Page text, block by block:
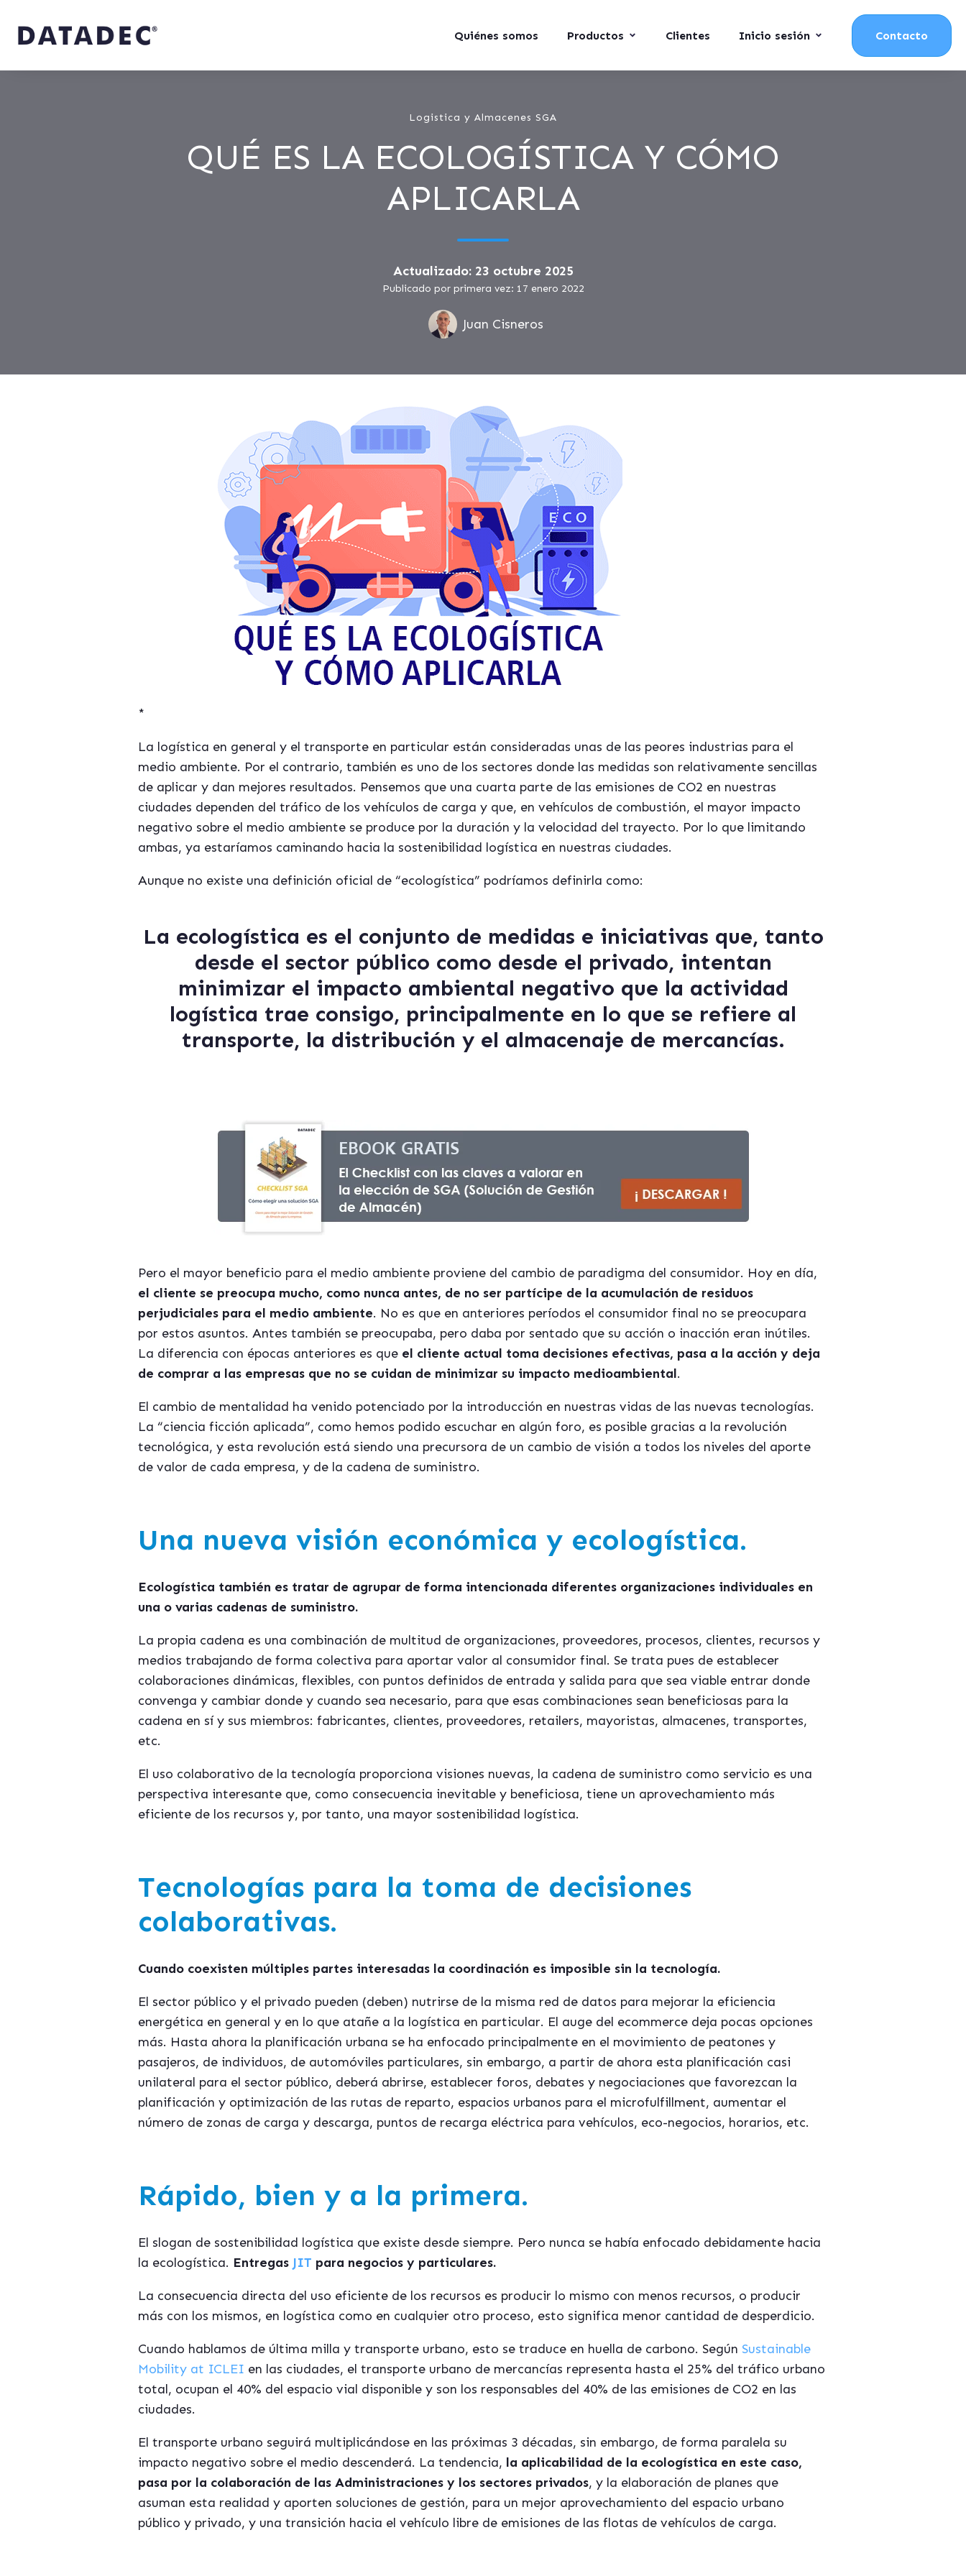
Quiénes somos Productos Clientes Inicio sesión Contacto
Logistica y Almacenes SGA
QUÉ ES LA ECOLOGÍSTICA Y CÓMO
APLICARLA
Actualizado: 23 octubre 2025
Publicado por primera vez: 17 enero 2022
Juan Cisneros
*
La logística en general y el transporte en particular están consideradas unas de las peores industrias para el
medio ambiente. Por el contrario, también es uno de los sectores donde las medidas son relativamente sencillas
de aplicar y dan mejores resultados. Pensemos que una cuarta parte de las emisiones de CO2 en nuestras
ciudades dependen del tráfico de los vehículos de carga y que, en vehículos de combustión, el mayor impacto
negativo sobre el medio ambiente se produce por la duración y la velocidad del trayecto. Por lo que limitando
ambas, ya estaríamos caminando hacia la sostenibilidad logística en nuestras ciudades.
Aunque no existe una definición oficial de “ecologística” podríamos definirla como:
La ecologística es el conjunto de medidas e iniciativas que, tanto
desde el sector público como desde el privado, intentan
minimizar el impacto ambiental negativo que la actividad
logística trae consigo, principalmente en lo que se refiere al
transporte, la distribución y el almacenaje de mercancías.
Pero el mayor beneficio para el medio ambiente proviene del cambio de paradigma del consumidor. Hoy en día,
el cliente se preocupa mucho, como nunca antes, de no ser partícipe de la acumulación de residuos
perjudiciales para el medio ambiente. No es que en anteriores períodos el consumidor final no se preocupara
por estos asuntos. Antes también se preocupaba, pero daba por sentado que su acción o inacción eran inútiles.
La diferencia con épocas anteriores es que el cliente actual toma decisiones efectivas, pasa a la acción y deja
de comprar a las empresas que no se cuidan de minimizar su impacto medioambiental.
El cambio de mentalidad ha venido potenciado por la introducción en nuestras vidas de las nuevas tecnologías.
La “ciencia ficción aplicada”, como hemos podido escuchar en algún foro, es posible gracias a la revolución
tecnológica, y esta revolución está siendo una precursora de un cambio de visión a todos los niveles del aporte
de valor de cada empresa, y de la cadena de suministro.
Una nueva visión económica y ecologística.
Ecologística también es tratar de agrupar de forma intencionada diferentes organizaciones individuales en
una o varias cadenas de suministro.
La propia cadena es una combinación de multitud de organizaciones, proveedores, procesos, clientes, recursos y
medios trabajando de forma colectiva para aportar valor al consumidor final. Se trata pues de establecer
colaboraciones dinámicas, flexibles, con puntos definidos de entrada y salida para que sea viable entrar donde
convenga y cambiar donde y cuando sea necesario, para que esas combinaciones sean beneficiosas para la
cadena en sí y sus miembros: fabricantes, clientes, proveedores, retailers, mayoristas, almacenes, transportes,
etc.
El uso colaborativo de la tecnología proporciona visiones nuevas, la cadena de suministro como servicio es una
perspectiva interesante que, como consecuencia inevitable y beneficiosa, tiene un aprovechamiento más
eficiente de los recursos y, por tanto, una mayor sostenibilidad logística.
Tecnologías para la toma de decisiones
colaborativas.
Cuando coexisten múltiples partes interesadas la coordinación es imposible sin la tecnología.
El sector público y el privado pueden (deben) nutrirse de la misma red de datos para mejorar la eficiencia
energética en general y en lo que atañe a la logística en particular. El auge del ecommerce deja pocas opciones
más. Hasta ahora la planificación urbana se ha enfocado principalmente en el movimiento de peatones y
pasajeros, de individuos, de automóviles particulares, sin embargo, a partir de ahora esta planificación casi
unilateral para el sector público, deberá abrirse, establecer foros, debates y negociaciones que favorezcan la
planificación y optimización de las rutas de reparto, espacios urbanos para el microfulfillment, aumentar el
número de zonas de carga y descarga, puntos de recarga eléctrica para vehículos, eco-negocios, horarios, etc.
Rápido, bien y a la primera.
El slogan de sostenibilidad logística que existe desde siempre. Pero nunca se había enfocado debidamente hacia
la ecologística. Entregas JIT para negocios y particulares.
La consecuencia directa del uso eficiente de los recursos es producir lo mismo con menos recursos, o producir
más con los mismos, en logística como en cualquier otro proceso, esto significa menor cantidad de desperdicio.
Cuando hablamos de última milla y transporte urbano, esto se traduce en huella de carbono. Según Sustainable
Mobility at ICLEI en las ciudades, el transporte urbano de mercancías representa hasta el 25% del tráfico urbano
total, ocupan el 40% del espacio vial disponible y son los responsables del 40% de las emisiones de CO2 en las
ciudades.
El transporte urbano seguirá multiplicándose en las próximas 3 décadas, sin embargo, de forma paralela su
impacto negativo sobre el medio descenderá. La tendencia, la aplicabilidad de la ecologística en este caso,
pasa por la colaboración de las Administraciones y los sectores privados, y la elaboración de planes que
asuman esta realidad y aporten soluciones de gestión, para un mejor aprovechamiento del espacio urbano
público y privado, y una transición hacia el vehículo libre de emisiones de las flotas de vehículos de carga.